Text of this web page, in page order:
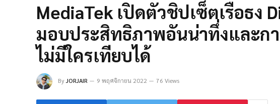
MediaTek เปิดตัวชิปเซ็ตเรือธง
มอบประสิทธิภาพอันน่าทึ่งและก
ไม่มีใครเทียบได้
ByJORJAIR 9 พฤศจิกายน 2022 76 Views